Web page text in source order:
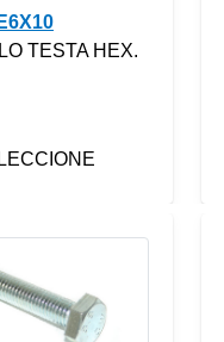
TESTA HEX.